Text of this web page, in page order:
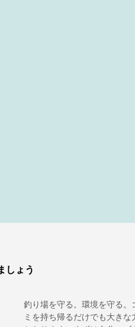
しょう
釣り場を守る。環境を守る。
ミを持ち帰るだけでも大きな